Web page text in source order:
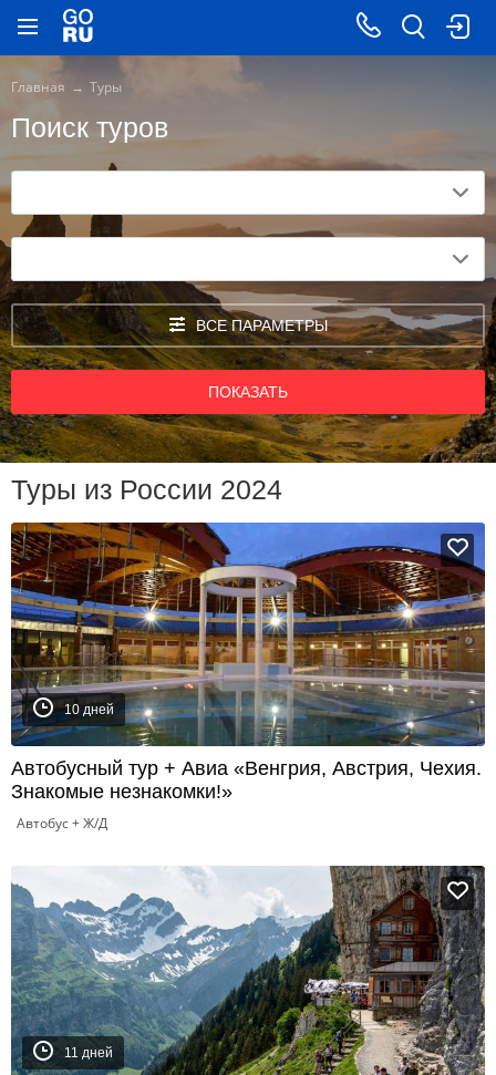
Главная Туры
Поиск туров
ВСЕ ПАРАМЕТРЫ
ПОКАЗАТЬ
Туры из России 2024
10 дней
Автобусный тур + Авиа «Венгрия, Австрия, Чехия.
Знакомые незнакомки!»
Автобус + Ж/Д
11 дней